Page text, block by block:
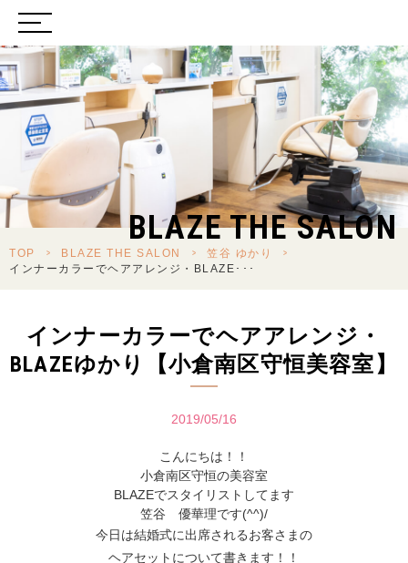
BLAZE THE SALON
TOP > BLAZE THE SALON > 笠谷 ゆかり
>
インナーカラーでヘアアレンジ・BLAZE･･･
インナーカラーでヘアアレンジ・
BLAZEゆかり【小倉南区守恒美容室】
2019/05/16
こんにちは！！
小倉南区守恒の美容室
BLAZEでスタイリストしてます
笠谷 優華理です(^^)/
今日は結婚式に出席されるお客さまの
ヘアセットについて書きます！！